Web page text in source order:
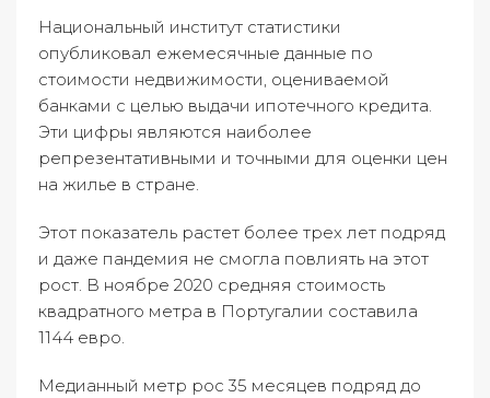
Национальный институт статистики
опубликовал ежемесячные данные по
стоимости недвижимости, оцениваемой
банками с целью выдачи ипотечного кредита.
Эти цифры являются наиболее
репрезентативными и точными для оценки цен
на жилье в стране.
Этот показатель растет более трех лет подряд
и даже пандемия не смогла повлиять на этот
рост. В ноябре 2020 средняя стоимость
квадратного метра в Португалии составила
1144 евро.
Медианный метр рос 35 месяцев подряд до